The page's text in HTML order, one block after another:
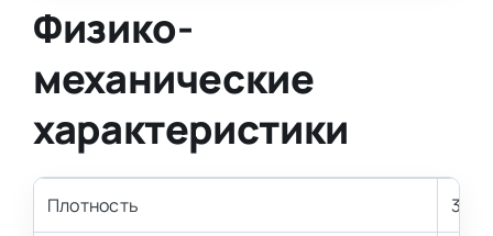
Физико-
механические
характеристики
Плотность 35